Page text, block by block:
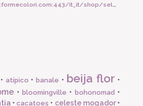
it_it/shop/seletti_toiletpaper/cuscini/seletti_cuscino_rosa_rossetti_50_x_50_cm/5838
atipico •banale • beija flor •
• bloomingville • bohonomad •
•cacatoes • celeste mogador•